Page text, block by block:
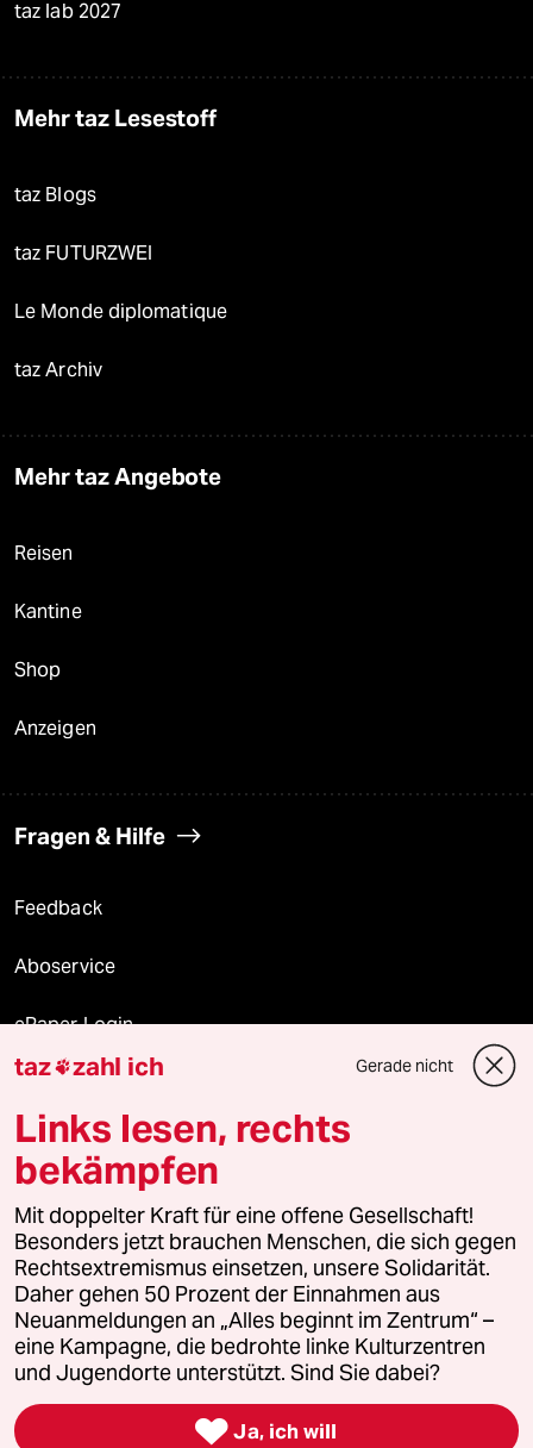
taz lab 2027
Mehr taz Lesestoff
taz Blogs
taz FUTURZWEI
Le Monde diplomatique
taz Archiv
Mehr taz Angebote
Reisen
Kantine
Shop
Anzeigen
Fragen & Hilfe
Feedback
Aboservice
ePaper Login
Downloads für Abonnierende
© 2026 taz Verlags und Vertriebs GmbH
Alle Rechte vorbehalten. Bei rechtlichen Fragen oder für Genehmigungen
wenden Sie sich bitte an
lizenzen@taz.de
Feedback Redaktionsstatut Kommune-Richtlinien
Leitlinie Informant Datenschutz Impressum AGB
Seitenwende Einwilligungen widerrufen (Ads)
taz zahl ich Gerade nicht
Links lesen, rechts
bekämpfen
Mit doppelter Kraft für eine offene Gesellschaft!
Besonders jetzt brauchen Menschen, die sich gegen
Rechtsextremismus einsetzen, unsere Solidarität.
Daher gehen 50 Prozent der Einnahmen aus
Neuanmeldungen an „Alles beginnt im Zentrum“ –
eine Kampagne, die bedrohte linke Kulturzentren
und Jugendorte unterstützt. Sind Sie dabei?
 Ja, ich will